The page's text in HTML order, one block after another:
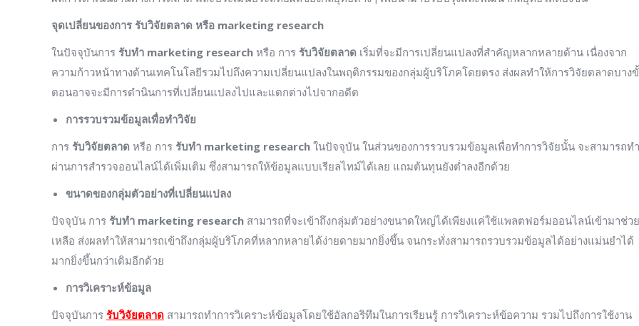
จุดเปลี่ยนของการ รับวิจัยตลาด หรือ marketing research
ในปัจจุบันการ รับทำ marketing research หรือ การ รับวิจัยตลาด เริ่มที่จะมีการเปลี่ยนแปลงที่สำคัญหลากหลายด้าน เนื่องจาก
ความก้าวหน้าทางด้านเทคโนโลยีรวมไปถึงความเปลี่ยนแปลงในพฤติกรรมของกลุ่มผู้บริโภคโดยตรง ส่งผลทำให้การวิจัยตลาดบาง
ตอนอาจจะมีการดำนินการที่เปลี่ยนแปลงไปและแตกต่างไปจากอดีต
การรวบรวมข้อมูลเพื่อทำวิจัย
การ รับวิจัยตลาด หรือ การ รับทำ marketing research ในปัจจุบัน ในส่วนของการรวบรวมข้อมูลเพื่อทำการวิจัยนั้น จะสามารถทำ
ผ่านการสำรวจออนไลน์ได้เพิ่มเติม ซึ่งสามารถให้ข้อมูลแบบเรียลไทม์ได้เลย แถมต้นทุนยังต่ำลงอีกด้วย
ขนาดของกลุ่มตัวอย่างที่เปลี่ยนแปลง
ปัจจุบัน การ รับทำ marketing research สามารถที่จะเข้าถึงกลุ่มตัวอย่างขนาดใหญ่ได้เพียงแค่ใช้แพลตฟอร์มออนไลน์เข้ามาช่วย
เหลือ ส่งผลทำให้สามารถเข้าถึงกลุ่มผู้บริโภคที่หลากหลายได้ง่ายดายมากยิ่งขึ้น จนกระทั่งสามารถรวบรวมข้อมูลได้อย่างแม่นยำได้
มากยิ่งขึ้นกว่าเดิมอีกด้วย
การวิเคราะห์ข้อมูล
ปัจจุบันการ รับวิจัยตลาด สามารถทำการวิเคราะห์ข้อมูลโดยใช้อัลกอริทึมในการเรียนรู้ การวิเคราะห์ข้อความ รวมไปถึงการใช้งาน